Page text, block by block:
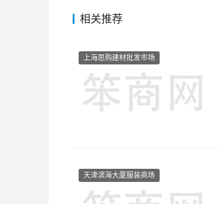
相关推荐
上海思购建材批发市场
天津滨海大厦服装商场